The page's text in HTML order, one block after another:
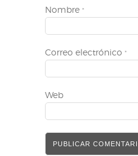
Nombre *
Correo electrónico *
Web